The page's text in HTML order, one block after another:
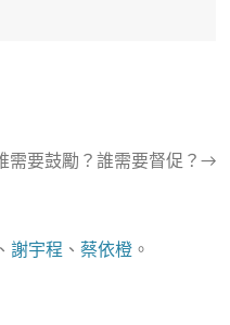
需要鼓勵？誰需要督促？→
、 謝宇程 、 蔡依橙。